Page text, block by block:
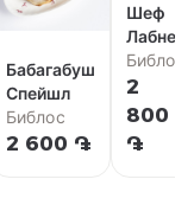
Бабагабуш
Спейшл
Библос
2 600 ֏
Шеф
Лабне
Библос
2
800
֏